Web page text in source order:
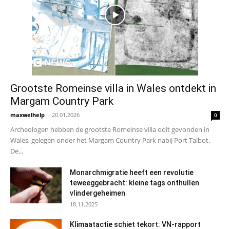
Grootste Romeinse villa in Wales ontdekt in
Margam Country Park
maxwelhelp - 20.01.2026 0
Archeologen hebben de grootste Romeinse villa ooit gevonden in
Wales, gelegen onder het Margam Country Park nabij Port Talbot.
De...
Monarchmigratie heeft een revolutie
teweeggebracht: kleine tags onthullen
vlindergeheimen
18.11.2025
Klimaatactie schiet tekort: VN-rapport